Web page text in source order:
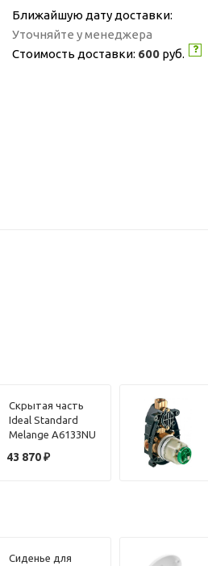
Ближайшую дату доставки:
Уточняйте у менеджера
Стоимость доставки: 600 руб.
Скрытая часть
Ideal Standard
Melange A6133NU
43 870₽
Сиденье для